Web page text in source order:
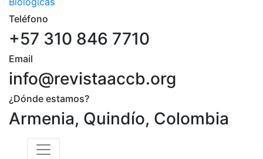
Teléfono
+57 310 846 7710
Email
info@revistaaccb.org
¿Dónde estamos?
Armenia, Quindío, Colombia